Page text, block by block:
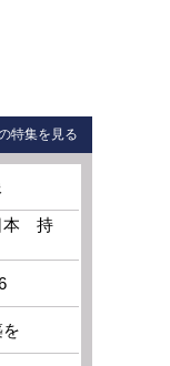
特集を見る
本 持